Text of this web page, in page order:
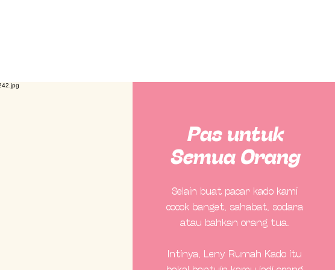
Pas untuk
Semua Orang
Selain buat pacar kado kami
cocok banget, sahabat, sodara
atau bahkan orang tua.
Intinya, Leny Rumah Kado itu